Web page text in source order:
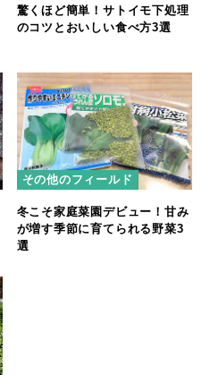
驚くほど簡単！サトイモ下処理
のコツとおいしい食べ方3選
その他のフィールド
冬こそ家庭菜園デビュー！甘み
が増す季節に育てられる野菜3
選